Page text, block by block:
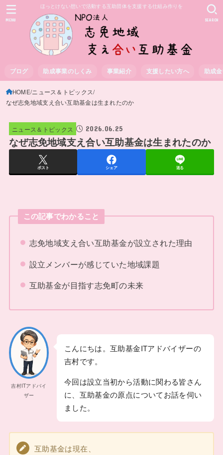
ほっとけない想いで活動する互助団体を支援する仕組み作りを
ブログ 助成事業のしくみ 事業紹介 支援したい方へ 助成
SEARCH
MENU
HOME ニュース＆トピックス
なぜ志免地域支え合い互助基金は生まれたのか
ニュース＆トピックス 2026.06.25
なぜ志免地域支え合い互助基金は生まれたのか
ポスト シェア 送る
この記事でわかること
志免地域支え合い互助基金が設立された理由
設立メンバーが感じていた地域課題
互助基金が目指す志免町の未来
吉村ITアドバイ
ザー
こんにちは。互助基金ITアドバイザーの
吉村です。
今回は設立当初から活動に関わる皆さん
に、互助基金の原点についてお話を伺い
ました。
互助基金は現在、